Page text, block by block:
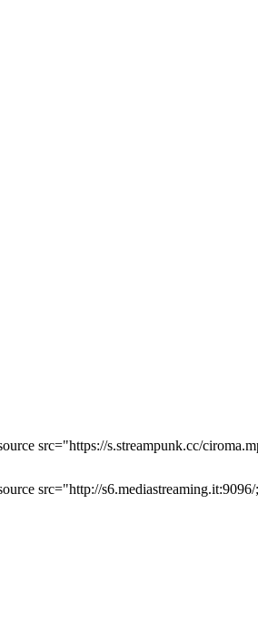
src="https://s.streampunk.cc/
src="http://